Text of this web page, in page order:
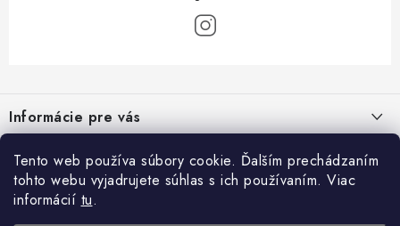
Tento web používa súbory cookie. Ďalším prechádzaním
tohto webu vyjadrujete súhlas s ich používaním. Viac
informácií tu.
pInformácie pre vás
Moja objednávka
Vrátenie a odstúpenie od zmluvy
Kontakt
Seko Trenčín, s.r.o.
Užitočné odkazy